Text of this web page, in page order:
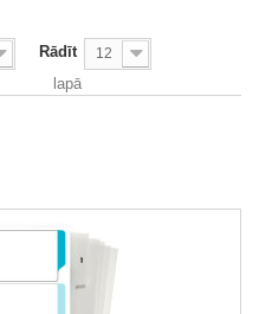
Rādīt 12
lapā